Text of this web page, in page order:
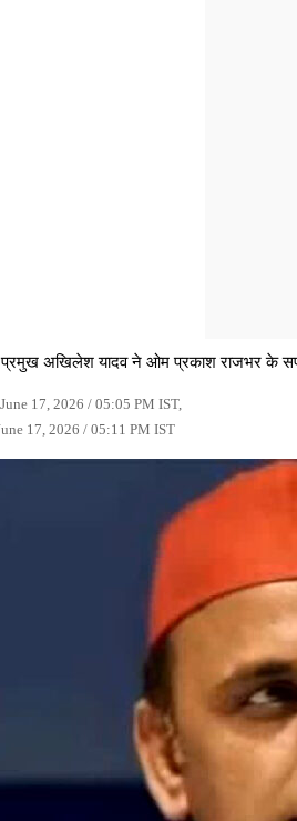
अखिलेश यादव ने ओम प्रकाश राजभर के
17, 2026 / 05:05 PM IST,
17, 2026 / 05:11 PM IST